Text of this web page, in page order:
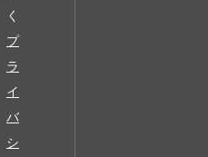
く
プ
ラ
イ
バ
シ